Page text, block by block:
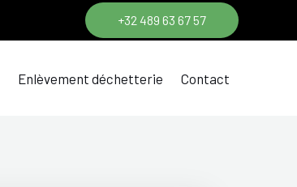
+32 489 63 67 57
Enlèvement déchetterie Contact